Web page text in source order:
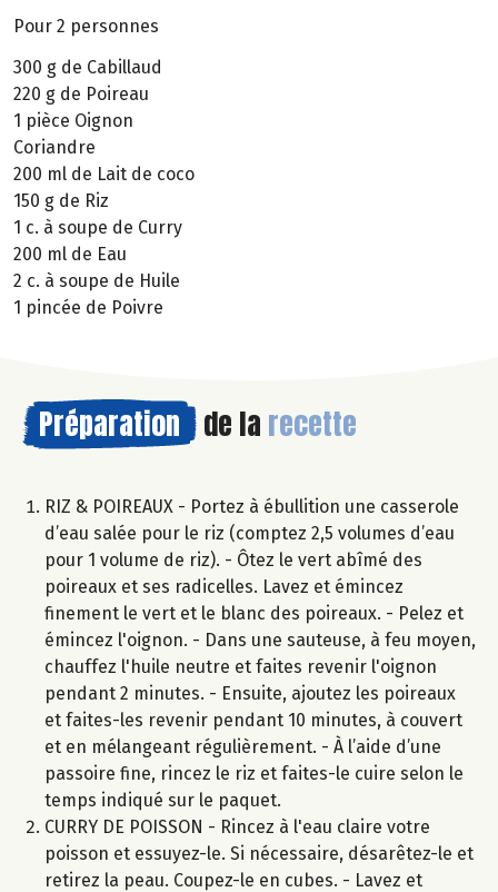
Pour 2 personnes
300 g de Cabillaud
220 g de Poireau
1 pièce Oignon
Coriandre
200 ml de Lait de coco
150 g de Riz
1 c. à soupe de Curry
200 ml de Eau
2 c. à soupe de Huile
1 pincée de Poivre
Préparation de la recette
RIZ & POIREAUX - Portez à ébullition une casserole
d’eau salée pour le riz (comptez 2,5 volumes d’eau
pour 1 volume de riz). - Ôtez le vert abîmé des
poireaux et ses radicelles. Lavez et émincez
finement le vert et le blanc des poireaux. - Pelez et
émincez l'oignon. - Dans une sauteuse, à feu moyen,
chauffez l'huile neutre et faites revenir l'oignon
pendant 2 minutes. - Ensuite, ajoutez les poireaux
et faites-les revenir pendant 10 minutes, à couvert
et en mélangeant régulièrement. - À l’aide d’une
passoire fine, rincez le riz et faites-le cuire selon le
temps indiqué sur le paquet.
CURRY DE POISSON - Rincez à l'eau claire votre
poisson et essuyez-le. Si nécessaire, désarêtez-le et
retirez la peau. Coupez-le en cubes. - Lavez et